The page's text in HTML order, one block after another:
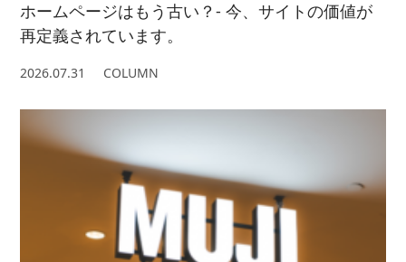
ホームページはもう古い？- 今、サイトの価値が
再定義されています。
2026.07.31 COLUMN